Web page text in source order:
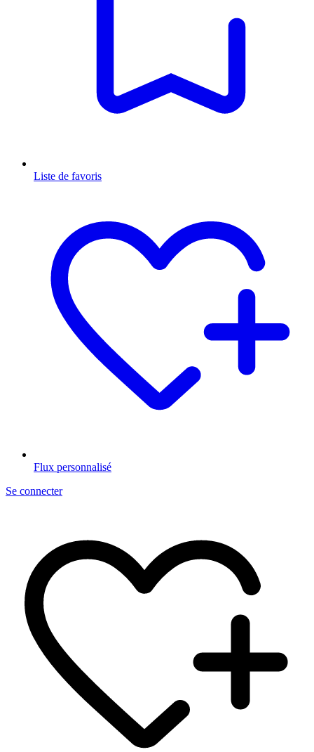
Liste de favoris
Flux personnalisé
Se connecter